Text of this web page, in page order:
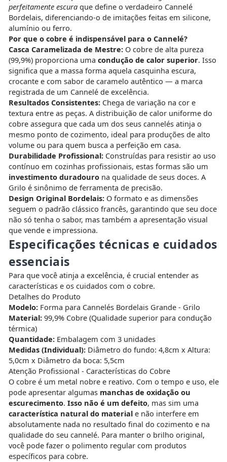
perfeitamente escuraque define o verdadeiro Cannelé
Bordelais, diferenciando-o de imitações feitas em silicone,
alumínio ou ferro.
Por que o cobre é indispensável para o Cannelé?
Casca Caramelizada de Mestre:O cobre de alta pureza
(99,9%) proporciona uma condução de calor superior. Isso
significa que a massa forma aquela casquinha escura,
crocante e com sabor de caramelo autêntico — a marca
registrada de um Cannelé de excelência.
Resultados Consistentes:Chega de variação na cor e
textura entre as peças. A distribuição de calor uniforme do
cobre assegura que cada um dos seus cannelés atinja o
mesmo ponto de cozimento, ideal para produções de alto
volume ou para quem busca a perfeição em casa.
Durabilidade Profissional:Construídas para resistir ao uso
contínuo em cozinhas profissionais, estas formas são um
investimento duradourona qualidade de seus doces. A
Grilo é sinônimo de ferramenta de precisão.
Design Original Bordelais:O formato e as dimensões
seguem o padrão clássico francês, garantindo que seu doce
não só tenha o sabor, mas também a apresentação visual
que vende e impressiona.
Especificações técnicas e cuidados
essenciais
Para que você atinja a excelência, é crucial entender as
características e os cuidados com o cobre.
Detalhes do Produto
Modelo:Forma para Cannelés Bordelais Grande - Grilo
Material:99,9% Cobre (Qualidade superior para condução
térmica)
Quantidade:Embalagem com 3 unidades
Medidas (Individual):Diâmetro do fundo: 4,8cm x Altura:
5,0cm x Diâmetro da boca: 5,5cm
Atenção Profissional - Características do Cobre
O cobre é um metal nobre e reativo. Com o tempo e uso, ele
pode apresentar algumas manchas de oxidação ou
escurecimento. Isso não é um defeito, mas sim uma
característica natural do materiale não interfere em
absolutamente nada no resultado final do cozimento e na
qualidade do seu cannelé. Para manter o brilho original,
você pode fazer o polimento regular com produtos
específicos para cobre.